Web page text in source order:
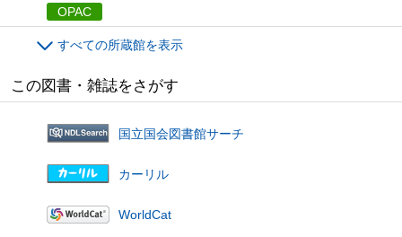
OPAC
すべての所蔵館を表示
この図書・雑誌をさがす
国立国会図書館サーチ
カーリル
WorldCat